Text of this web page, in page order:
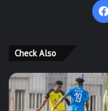
Check Also